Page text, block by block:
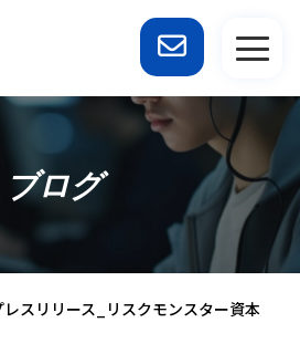
ブログ
レスリリース_リスクモンスター資本